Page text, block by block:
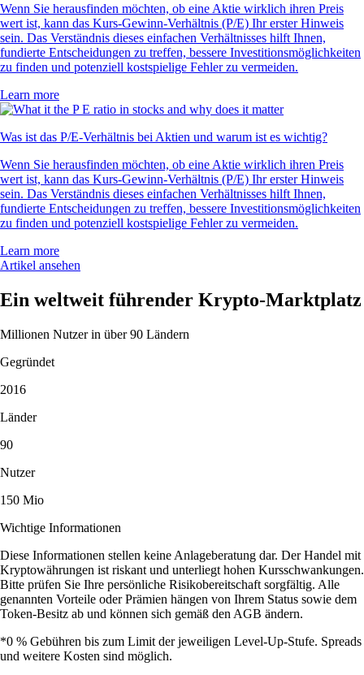
Wenn Sie herausfinden möchten, ob eine Aktie wirklich ihren Preis
wert ist, kann das Kurs-Gewinn-Verhältnis (P/E) Ihr erster Hinweis
sein. Das Verständnis dieses einfachen Verhältnisses hilft Ihnen,
fundierte Entscheidungen zu treffen, bessere Investitionsmöglichkeiten
zu finden und potenziell kostspielige Fehler zu vermeiden.
Learn more
Was ist das P/E-Verhältnis bei Aktien und warum ist es wichtig?
Wenn Sie herausfinden möchten, ob eine Aktie wirklich ihren Preis
wert ist, kann das Kurs-Gewinn-Verhältnis (P/E) Ihr erster Hinweis
sein. Das Verständnis dieses einfachen Verhältnisses hilft Ihnen,
fundierte Entscheidungen zu treffen, bessere Investitionsmöglichkeiten
zu finden und potenziell kostspielige Fehler zu vermeiden.
Learn more
Artikel ansehen
Ein weltweit führender Krypto-Marktplatz
Millionen Nutzer in über 90 Ländern
Gegründet
2016
Länder
90
Nutzer
150 Mio
Wichtige Informationen
Diese Informationen stellen keine Anlageberatung dar. Der Handel mit
Kryptowährungen ist riskant und unterliegt hohen Kursschwankungen.
Bitte prüfen Sie Ihre persönliche Risikobereitschaft sorgfältig. Alle
genannten Vorteile oder Prämien hängen von Ihrem Status sowie dem
Token-Besitz ab und können sich gemäß den AGB ändern.
*0 % Gebühren bis zum Limit der jeweiligen Level-Up-Stufe. Spreads
und weitere Kosten sind möglich.